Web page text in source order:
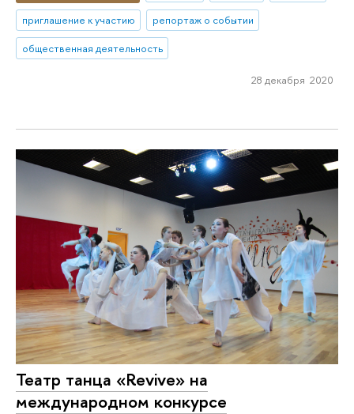
приглашение к участию
репортаж о событии
общественная деятельность
28 декабря 2020
Театр танца «Revive» на
международном конкурсе